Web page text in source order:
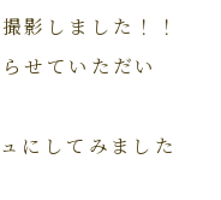
影しました！！
せていただい
にしてみました